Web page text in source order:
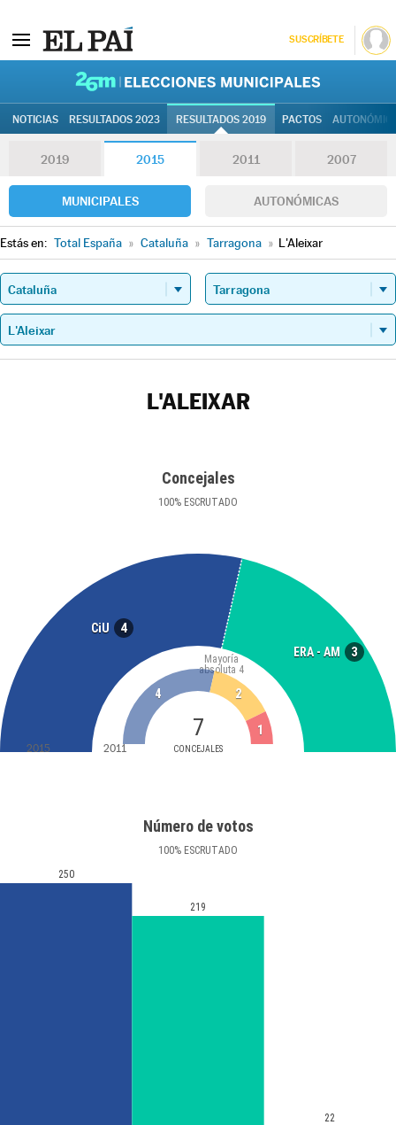
SUSCRÍBETE
NOTICIAS RESULTADOS 2023 RESULTADOS 2019 PACTOS
2019 2015 2011 2007
MUNICIPALES AUTONÓMICAS
Estás en: Total España » Cataluña » Tarragona » L'Aleixar
L'ALEIXAR
Concejales
100% ESCRUTADO
CiU 4
ERA - AM 3
7
CONCEJALES
Mayoría
absoluta 4
4 2
1
2015 2011
Número de votos
100% ESCRUTADO
250
219
22